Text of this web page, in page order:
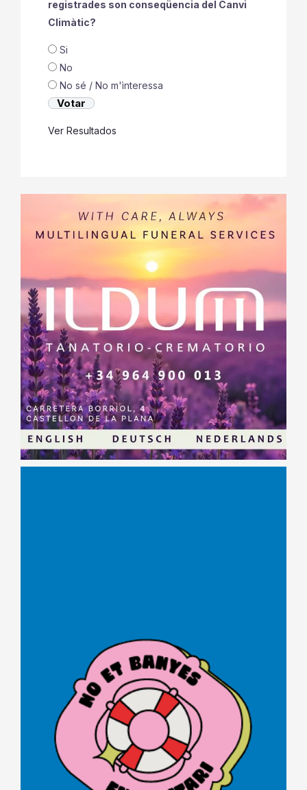
registrades son conseqüencia del Canvi
Climàtic?
Si
No
No sé / No m'ìnteressa
Ver Resultados